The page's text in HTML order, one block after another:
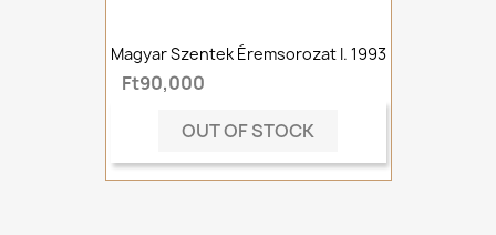
Magyar Szentek Éremsorozat I. 1993
Ft90,000
OUT OF STOCK